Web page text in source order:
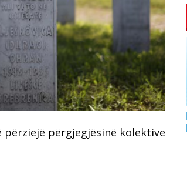
përziejë përgjegjësinë kolektive